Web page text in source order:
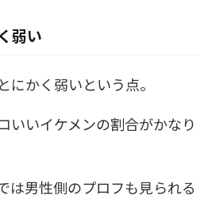
弱い
にかく弱いという点。
いいイケメンの割合がかなり
は男性側のプロフも見られる